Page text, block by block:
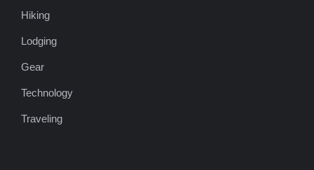
Hiking
Lodging
Gear
Technology
Traveling